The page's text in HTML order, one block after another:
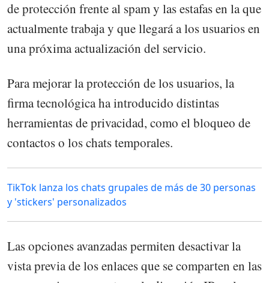
de protección frente al spam y las estafas en la que
actualmente trabaja y que llegará a los usuarios en
una próxima actualización del servicio.
Para mejorar la protección de los usuarios, la
firma tecnológica ha introducido distintas
herramientas de privacidad, como el bloqueo de
contactos o los chats temporales.
TikTok lanza los chats grupales de más de 30 personas
y 'stickers' personalizados
Las opciones avanzadas permiten desactivar la
vista previa de los enlaces que se comparten en las